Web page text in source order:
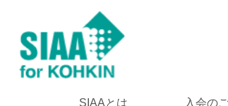
SIAAとは 入会の